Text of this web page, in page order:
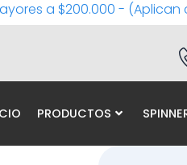
a $200.000 - (Aplican
PRODUCTOS